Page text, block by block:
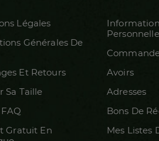
Légales
Générales De
Et Retours
Sa Taille
Gratuit En
Avoirs
Adresses
Bons De
Mes Listes